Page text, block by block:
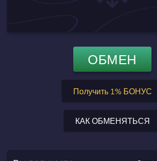
ОБМЕН
Получить 1% БОНУС
КАК ОБМЕНЯТЬСЯ